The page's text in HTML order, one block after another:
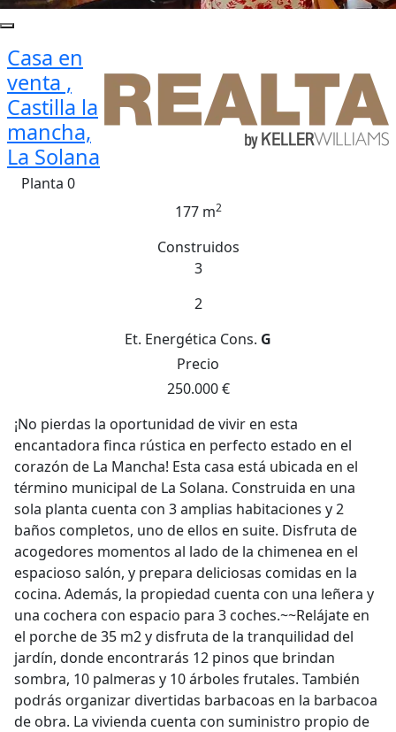
Casa en
venta ,
Castilla la
mancha,
La Solana
Planta 0
177 m2
Construidos
3
2
Et. Energética Cons. G
Precio
250.000 €
¡No pierdas la oportunidad de vivir en esta
encantadora finca rústica en perfecto estado en el
corazón de La Mancha! Esta casa está ubicada en el
término municipal de La Solana. Construida en una
sola planta cuenta con 3 amplias habitaciones y 2
baños completos, uno de ellos en suite. Disfruta de
acogedores momentos al lado de la chimenea en el
espacioso salón, y prepara deliciosas comidas en la
cocina. Además, la propiedad cuenta con una leñera y
una cochera con espacio para 3 coches.~~Relájate en
el porche de 35 m2 y disfruta de la tranquilidad del
jardín, donde encontrarás 12 pinos que brindan
sombra, 10 palmeras y 10 árboles frutales. También
podrás organizar divertidas barbacoas en la barbacoa
de obra. La vivienda cuenta con suministro propio de